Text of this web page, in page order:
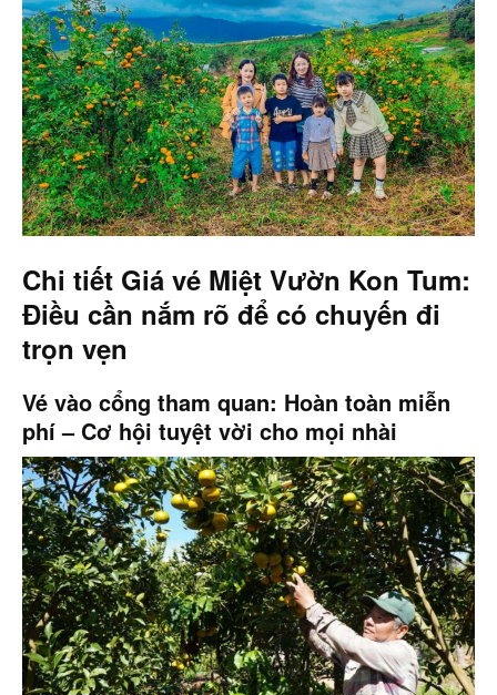
Chi tiết Giá vé Miệt Vườn Kon Tum:
Điều cần nắm rõ để có chuyến đi
trọn vẹn
Vé vào cổng tham quan: Hoàn toàn miễn
phí – Cơ hội tuyệt vời cho mọi nhài